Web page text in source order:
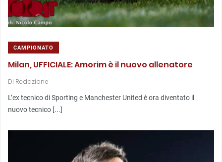
CAMPIONATO
Milan, UFFICIALE: Amorim è il nuovo allenatore
Di Redazione
L’ex tecnico di Sporting e Manchester United è ora diventato il
nuovo tecnico [...]